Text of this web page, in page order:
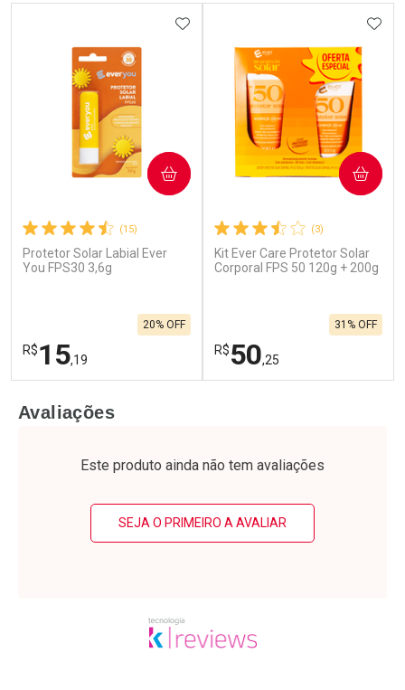
(15)
Protetor Solar Labial Ever
You FPS30 3,6g
R$15,19
20% OFF
ADICIONAR AOS FAVORITOS
COMPRAR
Laboratório
Por Menos
(3)
Kit Ever Care Protetor Solar
Corporal FPS 50 120g + 200g
R$50,25
31% OFF
COMPRAR
Laboratório
Por Menos
Avaliações
Este produto ainda não tem avaliações
SEJA O PRIMEIRO A AVALIAR